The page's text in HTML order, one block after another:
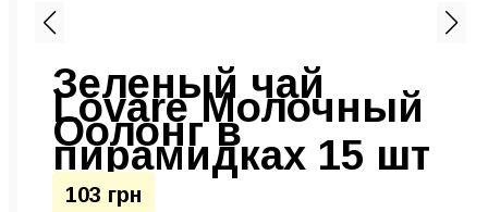
Зеленый чай
Lovare Молочный
Оолонг в
пирамидках 15 шт
103 грн